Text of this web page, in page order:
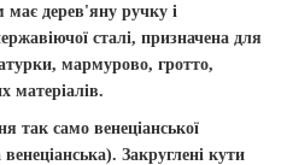
має дерев'яну ручку і
сталі, призначена для
мармурово, гротто,
матеріалів.
так само венеціанської
Закруглені кути